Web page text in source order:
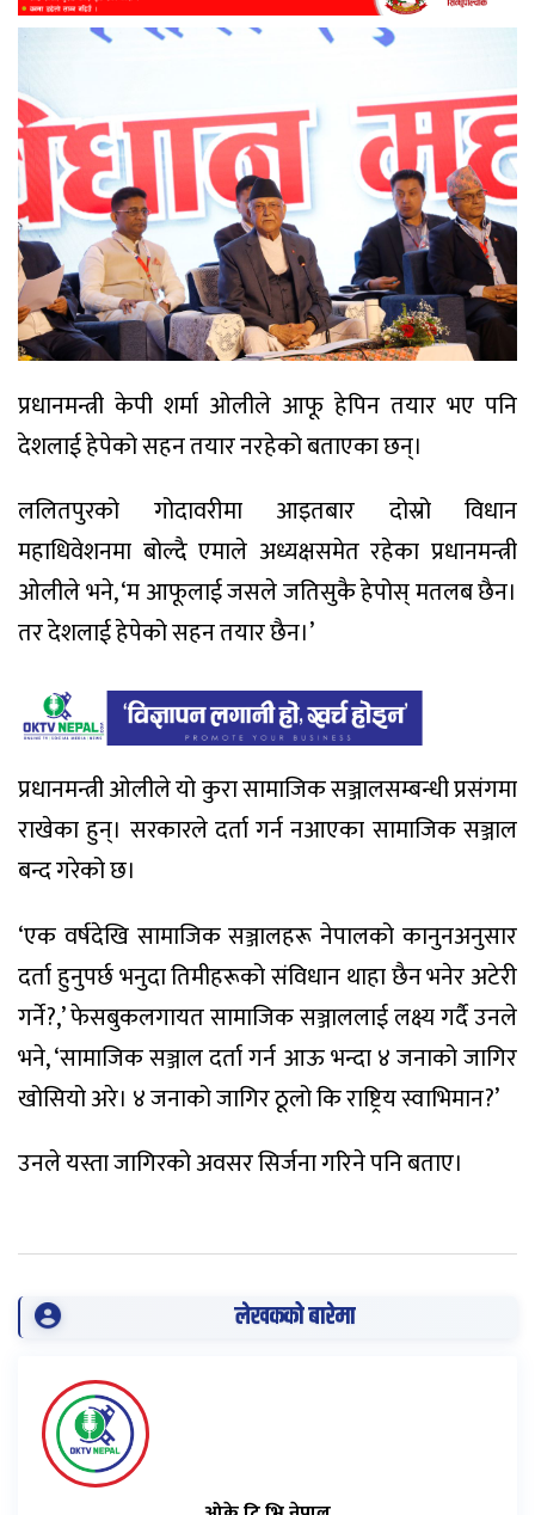
प्रधानमन्त्री केपी शर्मा ओलीले आफू हेपिन तयार भए पनि
देशलाई हेपेको सहन तयार नरहेको बताएका छन्।
ललितपुरको गोदावरीमा आइतबार दोस्रो विधान
महाधिवेशनमा बोल्दै एमाले अध्यक्षसमेत रहेका प्रधानमन्त्री
ओलीले भने, ‘म आफूलाई जसले जतिसुकै हेपोस् मतलब छैन।
तर देशलाई हेपेको सहन तयार छैन।’
प्रधानमन्त्री ओलीले यो कुरा सामाजिक सञ्जालसम्बन्धी प्रसंगमा
राखेका हुन्। सरकारले दर्ता गर्न नआएका सामाजिक सञ्जाल
बन्द गरेको छ।
‘एक वर्षदेखि सामाजिक सञ्जालहरू नेपालको कानुनअनुसार
दर्ता हुनुपर्छ भनुदा तिमीहरूको संविधान थाहा छैन भनेर अटेरी
गर्ने?,’ फेसबुकलगायत सामाजिक सञ्जाललाई लक्ष्य गर्दै उनले
भने, ‘सामाजिक सञ्जाल दर्ता गर्न आऊ भन्दा ४ जनाको जागिर
खोसियो अरे। ४ जनाको जागिर ठूलो कि राष्ट्रिय स्वाभिमान?’
उनले यस्ता जागिरको अवसर सिर्जना गरिने पनि बताए।
लेखकको बारेमा